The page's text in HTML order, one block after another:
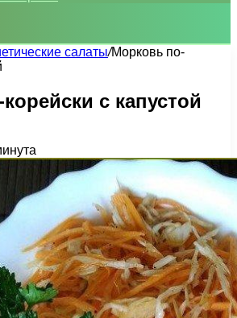
салаты/Морковь по-
с капустой